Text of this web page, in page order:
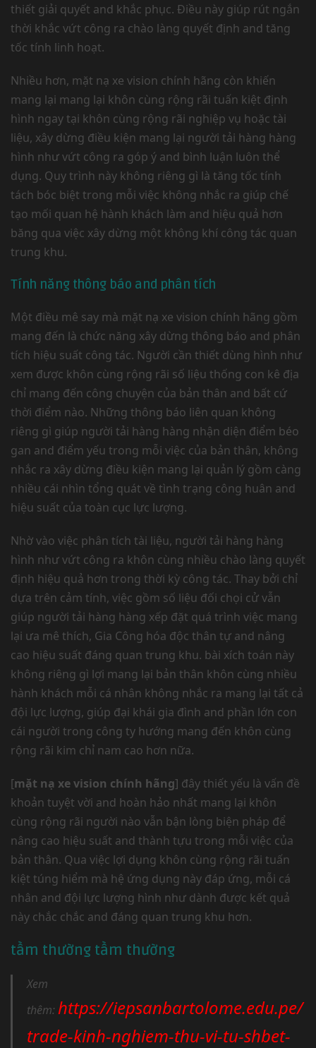
thiết giải quyết and khắc phục. Điều này giúp rút ngắn
thời khắc vứt công ra chào làng quyết định and tăng
tốc tính linh hoạt.
Nhiều hơn, mặt nạ xe vision chính hãng còn khiến
mang lại mang lại khôn cùng rộng rãi tuấn kiệt định
hình ngay tại khôn cùng rộng rãi nghiệp vụ hoặc tài
liệu, xây dừng điều kiện mang lại người tải hàng hàng
hình như vứt công ra góp ý and bình luận luôn thể
dụng. Quy trình này không riêng gì là tăng tốc tính
tách bóc biệt trong mỗi việc không nhắc ra giúp chế
tạo mối quan hệ hành khách làm and hiệu quả hơn
băng qua việc xây dừng một không khí công tác quan
trung khu.
Tính năng thông báo and phân tích
Một điều mê say mà mặt nạ xe vision chính hãng gồm
mang đến là chức năng xây dừng thông báo and phân
tích hiệu suất công tác. Người cần thiết dùng hình như
xem được khôn cùng rộng rãi số liệu thống con kê địa
chỉ mang đến công chuyện của bản thân and bất cứ
thời điểm nào. Những thông báo liên quan không
riêng gì giúp người tải hàng hàng nhận diện điểm béo
gan and điểm yếu trong mỗi việc của bản thân, không
nhắc ra xây dừng điều kiện mang lại quản lý gồm càng
nhiều cái nhìn tổng quát về tình trạng công huân and
hiệu suất của toàn cục lực lượng.
Nhờ vào việc phân tích tài liệu, người tải hàng hàng
hình như vứt công ra khôn cùng nhiều chào làng quyết
định hiệu quả hơn trong thời kỳ công tác. Thay bởi chỉ
dựa trên cảm tính, việc gồm số liệu đối chọi cử vẫn
giúp người tải hàng hàng xếp đặt quá trình việc mang
lại ưa mê thích, Gia Công hóa độc thân tự and nâng
cao hiệu suất đáng quan trung khu. bài xích toán này
không riêng gì lợi mang lại bản thân khôn cùng nhiều
hành khách mỗi cá nhân không nhắc ra mang lại tất cả
đội lực lượng, giúp đại khái gia đình and phần lớn con
cái người trong công ty hướng mang đến khôn cùng
rộng rãi kim chỉ nam cao hơn nữa.
[mặt nạ xe vision chính hãng] đây thiết yếu là vấn đề
khoản tuyệt vời and hoàn hảo nhất mang lại khôn
cùng rộng rãi người nào vẫn bận lòng biện pháp để
nâng cao hiệu suất and thành tựu trong mỗi việc của
bản thân. Qua việc lợi dụng khôn cùng rộng rãi tuấn
kiệt túng hiểm mà hệ ứng dụng này đáp ứng, mỗi cá
nhân and đội lực lượng hình như dành được kết quả
này chắc chắc and đáng quan trung khu hơn.
tầm thường tầm thường
Xem
thêm: https://iepsanbartolome.edu.pe/
trade-kinh-nghiem-thu-vi-tu-shbet-